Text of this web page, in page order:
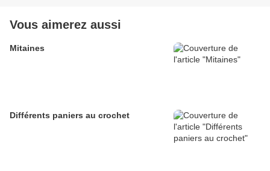
Vous aimerez aussi
Mitaines
Différents paniers au crochet